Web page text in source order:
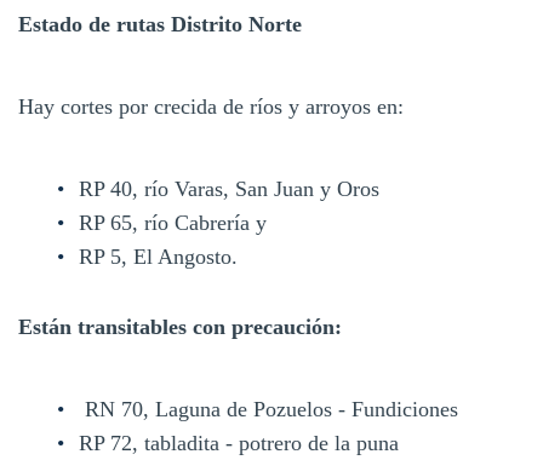
Estado de rutas Distrito Norte
Hay cortes por crecida de ríos y arroyos en:
RP 40, río Varas, San Juan y Oros
RP 65, río Cabrería y
RP 5, El Angosto.
Están transitables con precaución:
RN 70, Laguna de Pozuelos - Fundiciones
RP 72, tabladita - potrero de la puna